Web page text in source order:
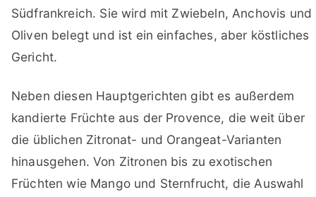
Südfrankreich. Sie wird mit Zwiebeln, Anchovis und
Oliven belegt und ist ein einfaches, aber köstliches
Gericht.
Neben diesen Hauptgerichten gibt es außerdem
kandierte Früchte aus der Provence, die weit über
die üblichen Zitronat- und Orangeat-Varianten
hinausgehen. Von Zitronen bis zu exotischen
Früchten wie Mango und Sternfrucht, die Auswahl